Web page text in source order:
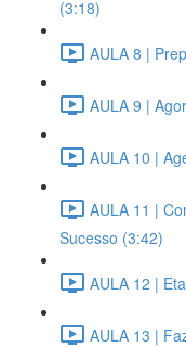
(3:18)
AULA 8 |
AULA 9 |
AULA 10 |
AULA 11 |
Sucesso (3:42)
AULA 12 |
AULA 13 |